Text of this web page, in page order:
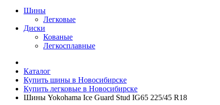
Шины
Легковые
Диски
Кованые
Легкосплавные
Каталог
Купить шины в Новосибирске
Купить легковые в Новосибирске
Шины Yokohama Ice Guard Stud IG65 225/45 R18